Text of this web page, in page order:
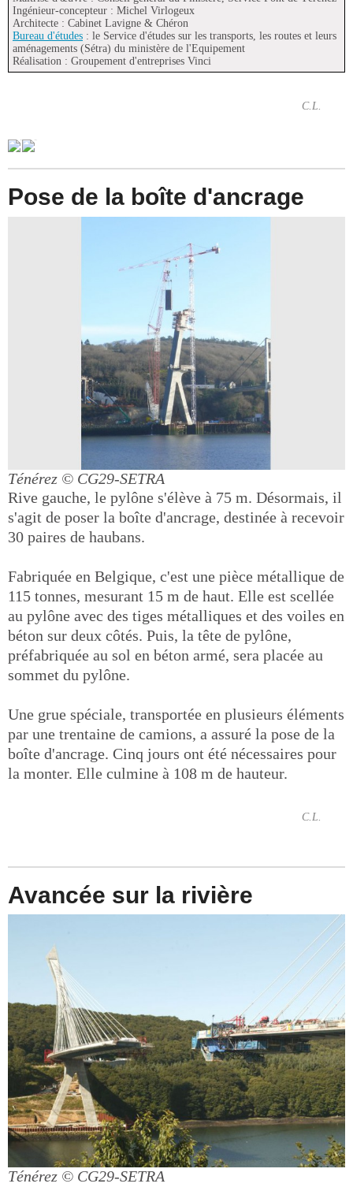
Ingénieur-concepteur : Michel Virlogeux
Architecte : Cabinet Lavigne & Chéron
Bureau d'études : le Service d'études sur les transports, les routes et leurs
aménagements (Sétra) du ministère de l'Equipement
Réalisation : Groupement d'entreprises Vinci
C.L.
Pose de la boîte d'ancrage
Ténérez © CG29-SETRA
Rive gauche, le pylône s'élève à 75 m. Désormais, il
s'agit de poser la boîte d'ancrage, destinée à recevoir
30 paires de haubans.
Fabriquée en Belgique, c'est une pièce métallique de
115 tonnes, mesurant 15 m de haut. Elle est scellée
au pylône avec des tiges métalliques et des voiles en
béton sur deux côtés. Puis, la tête de pylône,
préfabriquée au sol en béton armé, sera placée au
sommet du pylône.
Une grue spéciale, transportée en plusieurs éléments
par une trentaine de camions, a assuré la pose de la
boîte d'ancrage. Cinq jours ont été nécessaires pour
la monter. Elle culmine à 108 m de hauteur.
C.L.
Avancée sur la rivière
Ténérez © CG29-SETRA